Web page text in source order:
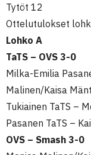
Tytöt 12
Ottelutulokset
Lohko A
TaTS – OVS 3-0
Milka-Emilia
Malinen/Kaisa
Tukiainen TaTS –
Pasanen TaTS –
OVS – Smash 3-0